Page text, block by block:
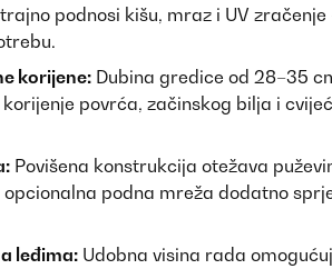
podnosi kišu, mraz i UV
korijene: Dubina gredice od 28–35
povrća, začinskog bilja i
Povišena konstrukcija otežava
podna mreža dodatno
leđima: Udobna visina rada